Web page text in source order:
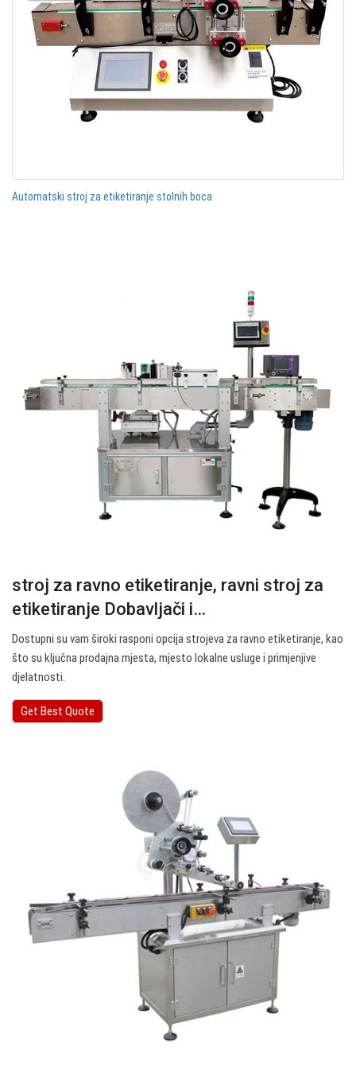
Automatski stroj za etiketiranje stolnih boca
stroj za ravno etiketiranje, ravni stroj za
etiketiranje Dobavljači i…
Dostupni su vam široki rasponi opcija strojeva za ravno etiketiranje, kao
što su ključna prodajna mjesta, mjesto lokalne usluge i primjenjive
djelatnosti.
Get Best Quote